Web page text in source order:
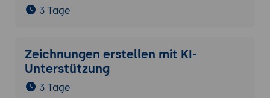
3 Tage
Zeichnungen erstellen mit KI-
Unterstützung
3 Tage